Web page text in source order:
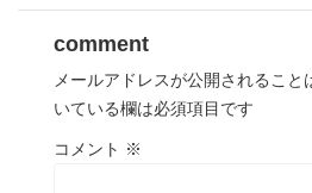
comment
メールアドレスが公開されること
いている欄は必須項目です
コメント ※